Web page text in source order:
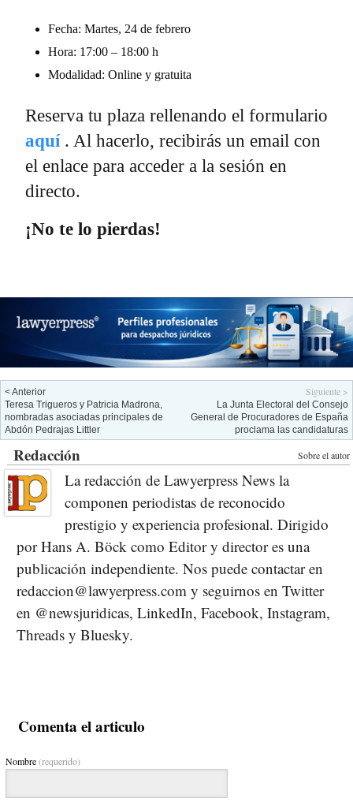
Fecha: Martes, 24 de febrero
Hora: 17:00 – 18:00 h
Modalidad: Online y gratuita
Reserva tu plaza rellenando el formulario
aquí . Al hacerlo, recibirás un email con
el enlace para acceder a la sesión en
directo.
¡No te lo pierdas!
< Anterior
Teresa Trigueros y Patricia Madrona,
nombradas asociadas principales de
Abdón Pedrajas Littler
Siguiente >
La Junta Electoral del Consejo
General de Procuradores de España
proclama las candidaturas
Sobre el autor
Redacción
La redacción de Lawyerpress News la
componen periodistas de reconocido
prestigio y experiencia profesional. Dirigido
por Hans A. Böck como Editor y director es una
publicación independiente. Nos puede contactar en
redaccion@lawyerpress.com y seguirnos en Twitter
en @newsjuridicas, LinkedIn, Facebook, Instagram,
Threads y Bluesky.
Comenta el articulo
Nombre(requerido)